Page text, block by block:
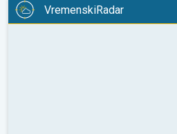
VremenskiRadar